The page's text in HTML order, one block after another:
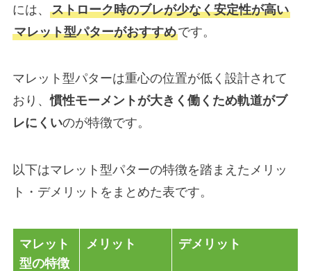
には、 ストローク時のブレが少なく安定性が高い
マレット型パターがおすすめです。
マレット型パターは重心の位置が低く設計されて
おり、慣性モーメントが大きく働くため軌道がブ
レにくいのが特徴です。
以下はマレット型パターの特徴を踏まえたメリッ
ト・デメリットをまとめた表です。
マレット
型の特徴
メリット デメリット